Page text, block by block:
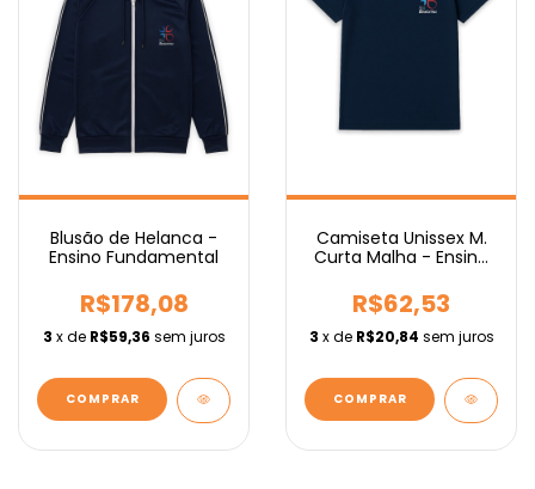
Blusão de Helanca -
Ensino Fundamental
R$178,08
3 x de R$59,36 sem juros
COMPRAR
Camiseta Unissex M.
Curta Malha - Ensino
R$62,53
3 x de R$20,84 sem juros
COMPRAR